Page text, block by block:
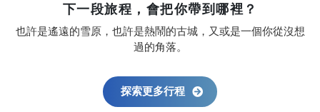
下一段旅程，會把你帶到哪裡？
也許是遙遠的雪原，也許是熱鬧的古城，又或是一個你從沒想
過的角落。
探索更多行程